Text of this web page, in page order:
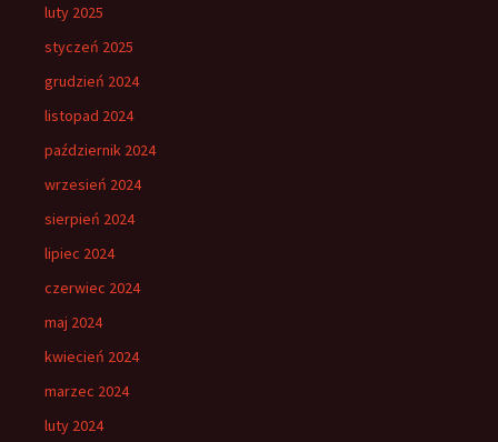
luty 2025
styczeń 2025
grudzień 2024
listopad 2024
październik 2024
wrzesień 2024
sierpień 2024
lipiec 2024
czerwiec 2024
maj 2024
kwiecień 2024
marzec 2024
luty 2024